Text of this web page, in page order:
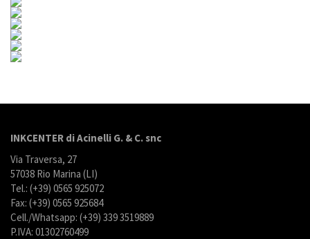
INKCENTER di Acinelli G. & C. snc
Via Traversa, 27
57038 Rio Marina (LI)
Tel.: (+39) 0565 925072
Fax: (+39) 0565 925684
Cell./Whatsapp: (+39) 339 3519889
P.IVA: 01302760499